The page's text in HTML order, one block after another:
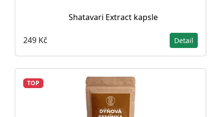
Shatavari Extract kapsle
249 Kč Detail
TOP